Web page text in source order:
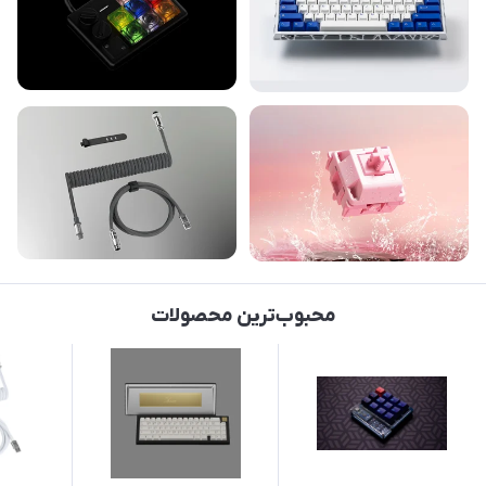
محبوب‌ترین محصولات